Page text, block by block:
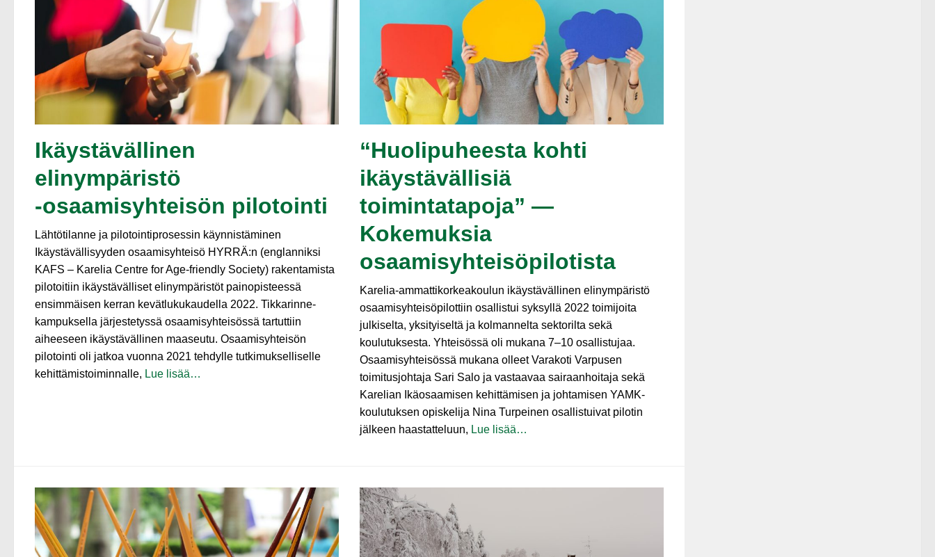
Ikäystävällinen
elinympäristö
‑osaamisyhteisön pilotointi
Lähtötilanne ja pilotointiprosessin käynnistäminen
Ikäystävällisyyden osaamisyhteisö HYRRÄ:n (englanniksi
KAFS – Karelia Centre for Age-friendly Society) rakentamista
pilotoitiin ikäystävälliset elinympäristöt painopisteessä
ensimmäisen kerran kevätlukukaudella 2022. Tikkarinne-
kampuksella järjestetyssä osaamisyhteisössä tartuttiin
aiheeseen ikäystävällinen maaseutu. Osaamisyhteisön
pilotointi oli jatkoa vuonna 2021 tehdylle tutkimukselliselle
kehittämistoiminnalle, Lue lisää…
“Huolipuheesta kohti
ikäystävällisiä
toimintatapoja” —
Kokemuksia
osaamisyhteisöpilotista
Karelia-ammattikorkeakoulun ikäystävällinen elinympäristö
osaamisyhteisöpilottiin osallistui syksyllä 2022 toimijoita
julkiselta, yksityiseltä ja kolmannelta sektorilta sekä
koulutuksesta. Yhteisössä oli mukana 7–10 osallistujaa.
Osaamisyhteisössä mukana olleet Varakoti Varpusen
toimitusjohtaja Sari Salo ja vastaavaa sairaanhoitaja sekä
Karelian Ikäosaamisen kehittämisen ja johtamisen YAMK-
koulutuksen opiskelija Nina Turpeinen osallistuivat pilotin
jälkeen haastatteluun, Lue lisää…